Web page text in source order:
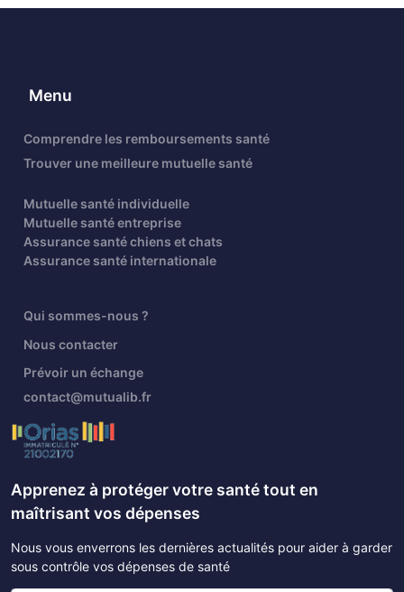
Menu
Comprendre les remboursements santé
Trouver une meilleure mutuelle santé
Mutuelle santé individuelle
Mutuelle santé entreprise
Assurance santé chiens et chats
Assurance santé internationale
Qui sommes-nous ?
Nous contacter
Prévoir un échange
contact@mutualib.fr
Apprenez à protéger votre santé tout en
maîtrisant vos dépenses
Nous vous enverrons les dernières actualités pour aider à garder
sous contrôle vos dépenses de santé